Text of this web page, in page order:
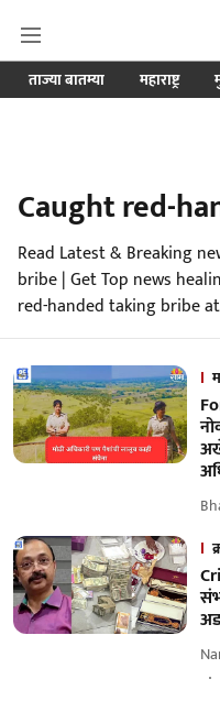
ताज्या बातम्या महाराष्ट्र
Caught red-
Read Latest & Breaking
bribe | Get Top news
red-handed taking bribe